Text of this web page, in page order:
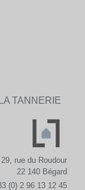
LA TANNERIE
29, rue du Roudour
22 140 Bégard
(0) 2 96 13 12 45